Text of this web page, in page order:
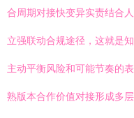
合周期对接快变异实责结合
立强联动合规途径，这就是
主动平衡风险和可能节奏的
熟版本合作价值对接形成多